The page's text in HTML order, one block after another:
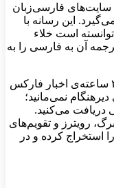
فارسی‌زبان
این رسانه با
توانسته است خلاء
آن به فارسی را به
یکی از ویژگی‌های بارز یوتوتایمز، پوشش ۲۴ ساعته‌ی اخبار فارکس
نمی‌مانید؛
دریافت می‌کنید.
رویترز و تقویم‌های
استخراج کرده و در